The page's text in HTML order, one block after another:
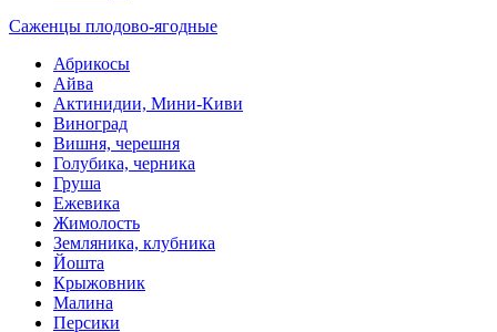
Саженцы плодово-ягодные
Абрикосы
Айва
Актинидии, Мини-Киви
Виноград
Вишня, черешня
Голубика, черника
Груша
Ежевика
Жимолость
Земляника, клубника
Йошта
Крыжовник
Малина
Персики